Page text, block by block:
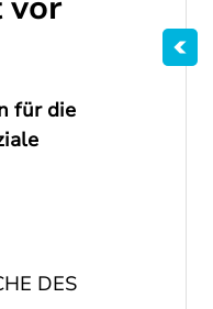
für die
DES